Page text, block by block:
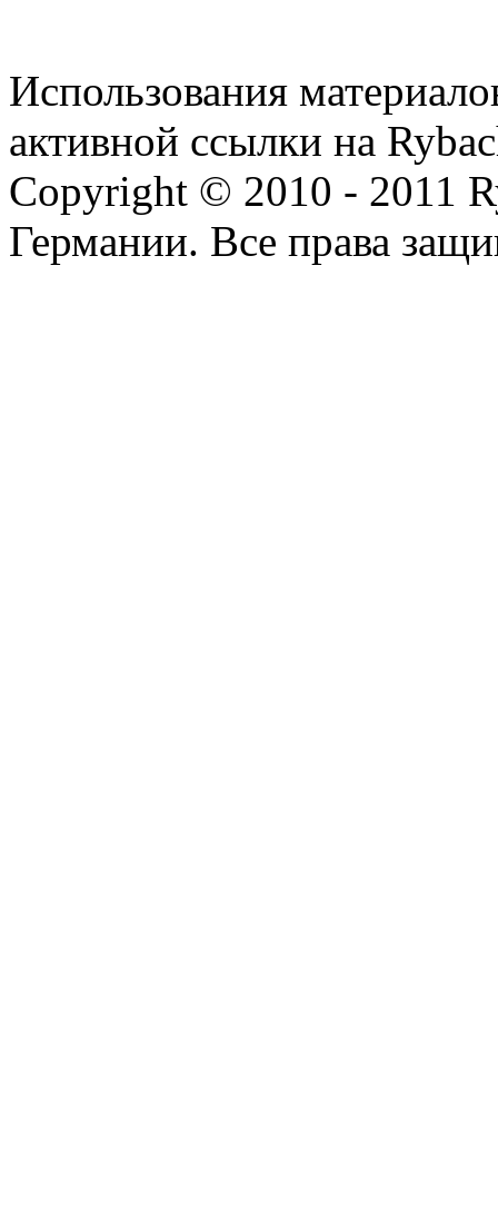
Использования
активной ссылки на
Copyright © 2010 - 2011
Германии. Все права